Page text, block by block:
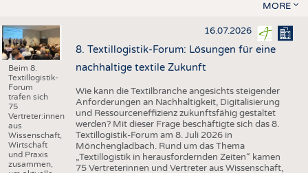
MORE
Beim 8.
Textillogistik-
Forum
trafen sich
75
Vertreter:innen
aus
Wissenschaft,
Wirtschaft
und Praxis
zusammen,
16.07.2026
8. Textillogistik-Forum: Lösungen für eine
nachhaltige textile Zukunft
Wie kann die Textilbranche angesichts steigender
Anforderungen an Nachhaltigkeit, Digitalisierung
und Ressourceneffizienz zukunftsfähig gestaltet
werden? Mit dieser Frage beschäftigte sich das 8.
Textillogistik-Forum am 8. Juli 2026 in
Mönchengladbach. Rund um das Thema
„Textillogistik in herausfordernden Zeiten“ kamen
75 Vertreterinnen und Vertreter aus Wissenschaft,